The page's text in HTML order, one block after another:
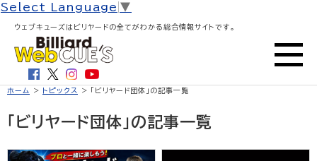
Select Language ▼
ウェブキューズはビリヤードの全てがわかる総合情報サイトです。
ホーム > トピックス > 「ビリヤード団体」の記事一覧
「ビリヤード団体」の記事一覧